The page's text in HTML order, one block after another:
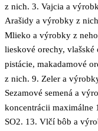
z nich. 3. Vajcia a
Arašidy a výrobky z
Mlieko a výrobky z
lieskové orechy, vlašské
pistácie, makadamové
z nich. 9. Zeler a
Sezamové semená a
koncentrácii maximálne
SO2. 13. Vlčí bôb a